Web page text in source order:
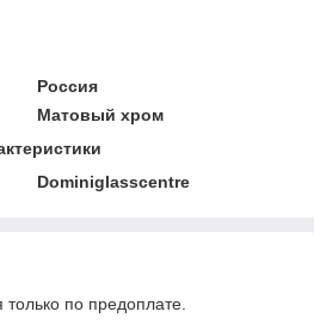
Россия
Матовый хром
Dominiglasscentre
только по предоплате.